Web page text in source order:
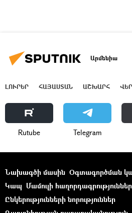
Արմենիա
ԼՈՒՐԵՐ ՀԱՅԱՍՏԱՆ ԱՇԽԱՐՀ
Rutube Telegram
Նախագծի մասին Օգտագործման
Կապ Մամուլի հաղորդագրություններ
Ընկերությունների նորություններ